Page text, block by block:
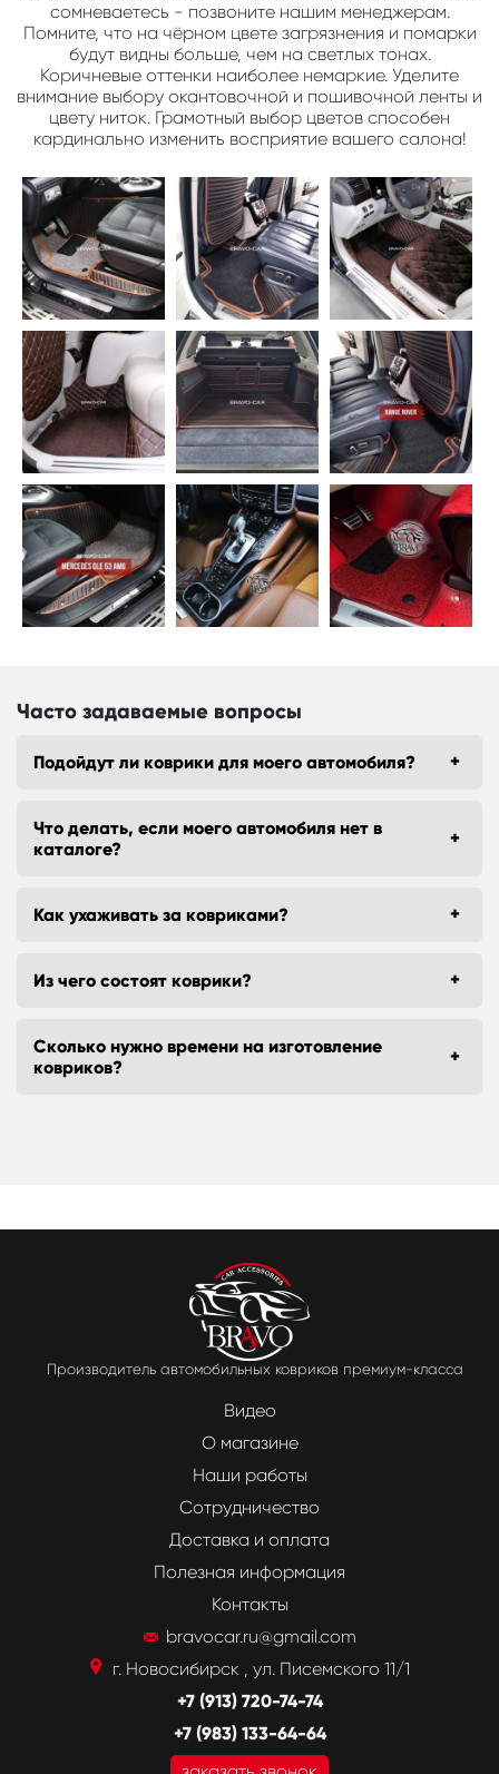
сомневаетесь - позвоните нашим менеджерам.
Помните, что на чёрном цвете загрязнения и помарки
будут видны больше, чем на светлых тонах.
Коричневые оттенки наиболее немаркие. Уделите
внимание выбору окантовочной и пошивочной ленты и
цвету ниток. Грамотный выбор цветов способен
кардинально изменить восприятие вашего салона!
Часто задаваемые вопросы
Подойдут ли коврики для моего автомобиля?
Что делать, если моего автомобиля нет в
каталоге?
Как ухаживать за ковриками?
Из чего состоят коврики?
Сколько нужно времени на изготовление
ковриков?
Производитель автомобильных ковриков премиум-класса
Видео
О магазине
Наши работы
Сотрудничество
Доставка и оплата
Полезная информация
Контакты
bravocar.ru@gmail.com
г. Новосибирск , ул. Писемского 11/1
+7 (913) 720-74-74
+7 (983) 133-64-64